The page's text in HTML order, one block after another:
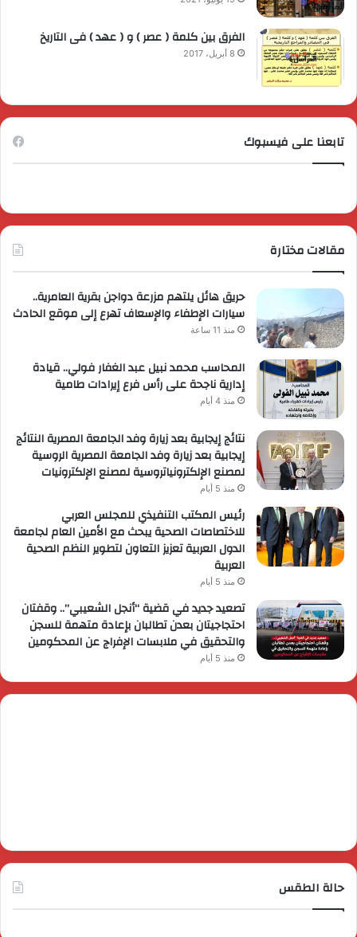
الفرق بين كلمة ( عصر ) و ( عهد ) فى التاريخ
8 أبريل، 2017
تابعنا على فيسبوك
مقالات مختارة
حريق هائل يلتهم مزرعة دواجن بقرية العامرية..
سيارات الإطفاء والإسعاف تهرع إلى موقع الحادث
منذ 11 ساعة
المحاسب محمد نبيل عبد الغفار فولي.. قيادة
إدارية ناجحة على رأس فرع إيرادات طامية
منذ 4 أيام
نتائج إيجابية بعد زيارة وفد الجامعة المصرية النتائج
إيجابية بعد زيارة وفد الجامعة المصرية الروسية
لمصنع الإلكترونياتروسية لمصنع الإلكترونيات
منذ 5 أيام
رئيس المكتب التنفيذي للمجلس العربي
للاختصاصات الصحية يبحث مع الأمين العام لجامعة
الدول العربية تعزيز التعاون لتطوير النظم الصحية
العربية
منذ 5 أيام
تصعيد جديد في قضية “أنجل الشعيبي”.. وقفتان
احتجاجيتان بعدن تطالبان بإعادة متهمة للسجن
والتحقيق في ملابسات الإفراج عن المحكومين
منذ 5 أيام
حالة الطقس